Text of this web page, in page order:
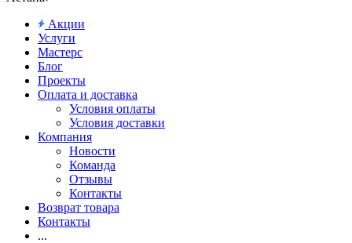
Акции
Услуги
Мастерс
Блог
Проекты
Оплата и доставка
Условия оплаты
Условия доставки
Компания
Новости
Команда
Отзывы
Контакты
Возврат товара
Контакты
...